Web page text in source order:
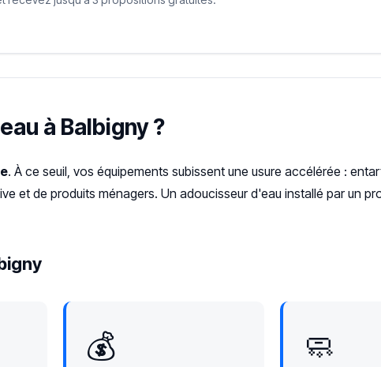
à Balbigny ?
. À ce seuil, vos équipements subissent une usure accélérée :
et de produits ménagers. Un adoucisseur d'eau installé par un
💰 🧼